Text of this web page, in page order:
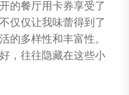
的餐厅用卡券享受了
仅仅让我味蕾得到了
的多样性和丰富性。
，往往隐藏在这些小